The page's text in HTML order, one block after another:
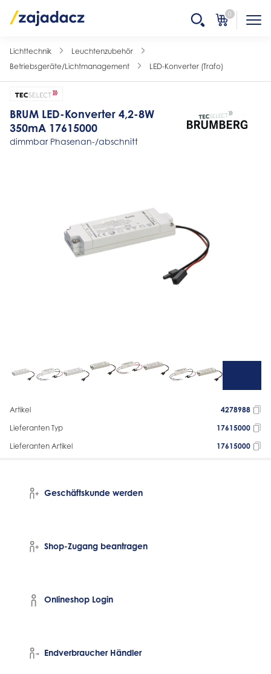
0
Lichttechnik
Leuchtenzubehör
Betriebsgeräte/Lichtmanagement
LED-Konverter (Trafo)
BRUM LED-Konverter 4,2-8W
350mA 17615000
dimmbar Phasenan-/abschnitt
Artikel
4278988
Lieferanten Typ
17615000
Lieferanten Artikel
17615000
Geschäftskunde werden
Shop-Zugang beantragen
Onlineshop Login
Endverbraucher Händler